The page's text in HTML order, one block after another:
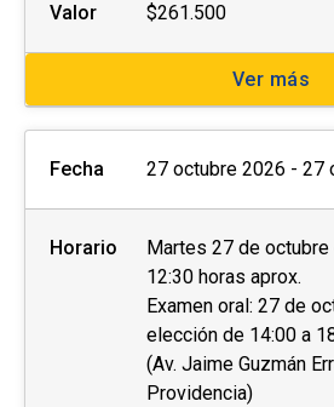
Valor $261.500
Ver más
Fecha 27 octubre 2026 - 27
Horario
Martes 27 de
12:30 horas aprox.
Examen oral: 27 de
elección de 14:00 a
(Av. Jaime Guzmán
Providencia)